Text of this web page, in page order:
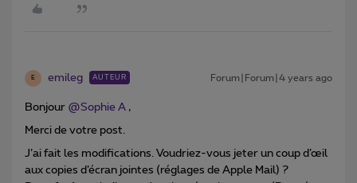
E emileg AUTEUR Forum|Forum|4 years ago
Bonjour @Sophie A ,
Merci de votre post.
J’ai fait les modifications. Voudriez-vous jeter un coup d’œil
aux copies d’écran jointes (réglages de Apple Mail) ?